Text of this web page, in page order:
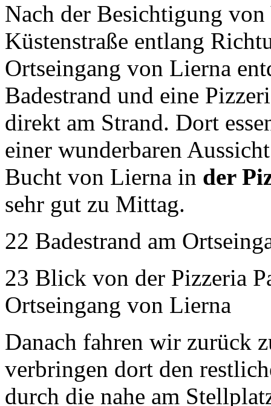
Nach der Besichtigung
Küstenstraße entlang
Ortseingang von Lierna
Badestrand und eine
direkt am Strand. Dort
einer wunderbaren
Bucht von Lierna in der
sehr gut zu Mittag.
22 Badestrand am
23 Blick von der Pizzeria
Ortseingang von Lierna
Danach fahren wir zurück
verbringen dort den
durch die nahe am